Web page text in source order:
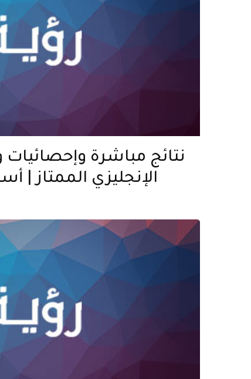
نتائج مباشرة وإحصائيات
الإنجليزي الممتاز |